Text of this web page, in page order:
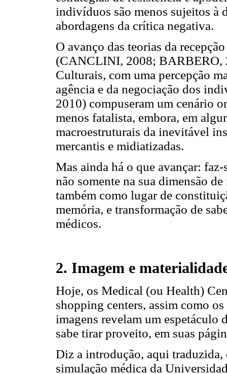
indivíduos são menos sujeitos à
abordagens da crítica negativa.
O avanço das teorias da
(CANCLINI, 2008; BARBERO,
Culturais, com uma percepção
agência e da negociação dos
2010) compuseram um cenário
menos fatalista, embora, em
macroestruturais da inevitável
mercantis e midiatizadas.
Mas ainda há o que avançar:
não somente na sua dimensão
também como lugar de
memória, e transformação de
médicos.
2. Imagem e
Hoje, os Medical (ou Health)
shopping centers, assim como
imagens revelam um espetáculo
sabe tirar proveito, em suas
Diz a introdução, aqui traduzida,
simulação médica da